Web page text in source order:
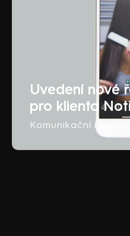
Uvedení nové
pro klienta
Komunikační řešení